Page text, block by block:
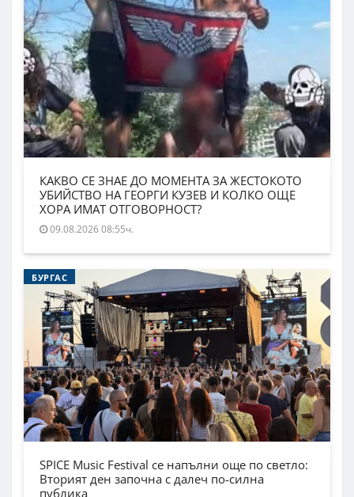
КАКВО СЕ ЗНАЕ ДО МОМЕНТА ЗА ЖЕСТОКОТО
УБИЙСТВО НА ГЕОРГИ КУЗЕВ И КОЛКО ОЩЕ
ХОРА ИМАТ ОТГОВОРНОСТ?
09.08.2026 08:55ч.
БУРГАС
SPICE Music Festival се напълни още по светло:
Вторият ден започна с далеч по-силна
публика